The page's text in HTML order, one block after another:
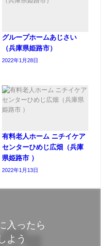
グループホームあじさい
（兵庫県姫路市）
2022年1月28日
有料老人ホーム ニチイケア
センターひめじ広畑（兵庫
県姫路市 ）
2022年1月13日
入ったら
よう